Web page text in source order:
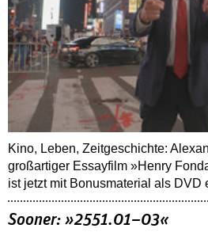
Kino, Leben, Zeitgeschichte:
großartiger Essayfilm »Henry
ist jetzt mit Bonusmaterial als DVD
Sooner: »2551.01–03«